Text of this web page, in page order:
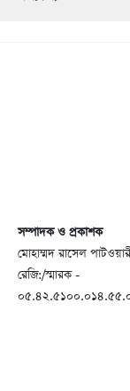
সম্পাদক ও প্রকাশক
মোহাম্মদ রাসেল
রেজি:/স্মারক -